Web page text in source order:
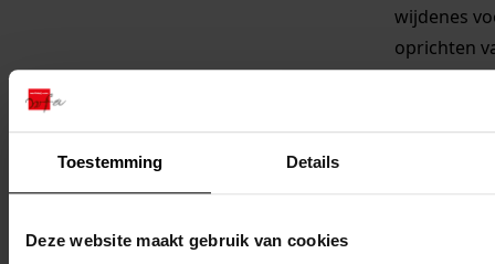
Toestemming Details
Deze website maakt gebruik van cookies
wijdenes
oprichten
kwekerij
wijdenes, b